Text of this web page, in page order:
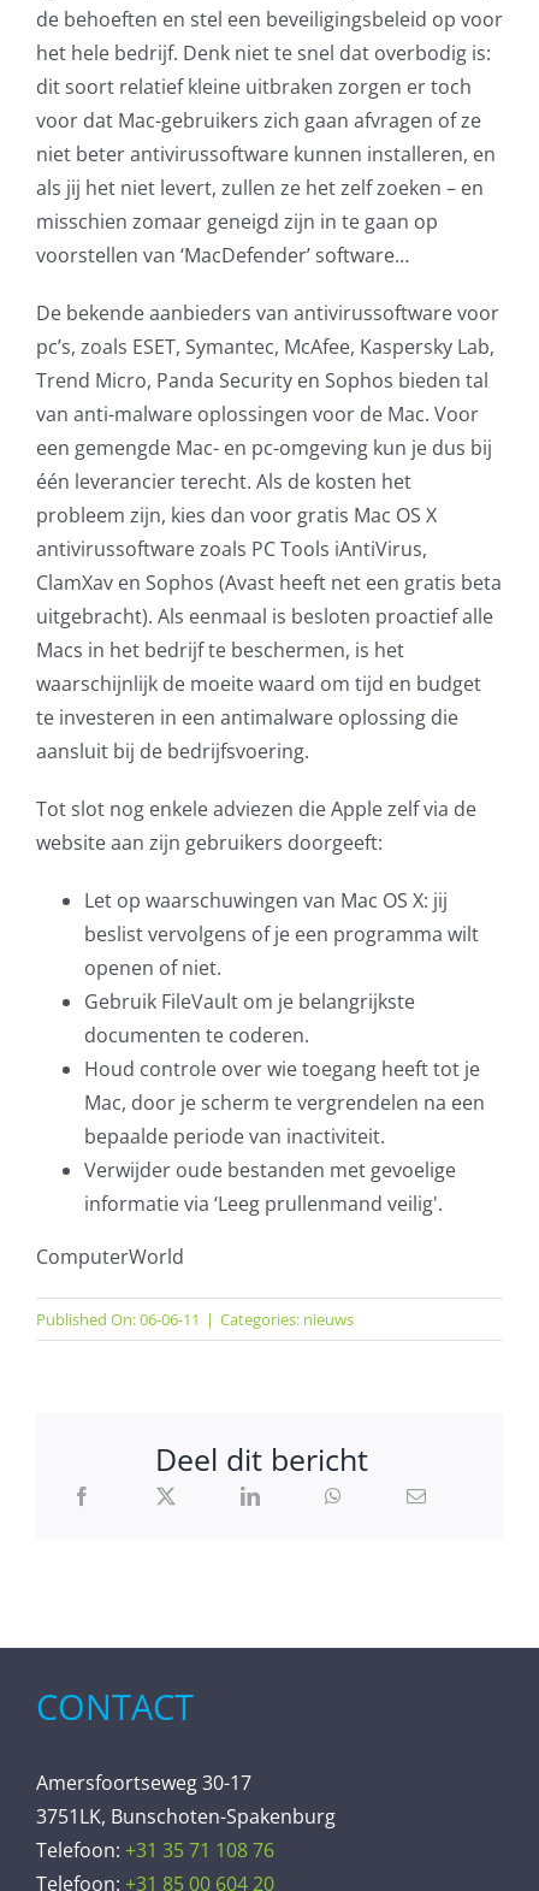
de behoeften en stel een beveiligingsbeleid op voor
het hele bedrijf. Denk niet te snel dat overbodig is:
dit soort relatief kleine uitbraken zorgen er toch
voor dat Mac-gebruikers zich gaan afvragen of ze
niet beter antivirussoftware kunnen installeren, en
als jij het niet levert, zullen ze het zelf zoeken – en
misschien zomaar geneigd zijn in te gaan op
voorstellen van ‘MacDefender’ software…
De bekende aanbieders van antivirussoftware voor
pc’s, zoals ESET, Symantec, McAfee, Kaspersky Lab,
Trend Micro, Panda Security en Sophos bieden tal
van anti-malware oplossingen voor de Mac. Voor
een gemengde Mac- en pc-omgeving kun je dus bij
één leverancier terecht. Als de kosten het
probleem zijn, kies dan voor gratis Mac OS X
antivirussoftware zoals PC Tools iAntiVirus,
ClamXav en Sophos (Avast heeft net een gratis beta
uitgebracht). Als eenmaal is besloten proactief alle
Macs in het bedrijf te beschermen, is het
waarschijnlijk de moeite waard om tijd en budget
te investeren in een antimalware oplossing die
aansluit bij de bedrijfsvoering.
Tot slot nog enkele adviezen die Apple zelf via de
website aan zijn gebruikers doorgeeft:
Let op waarschuwingen van Mac OS X: jij
beslist vervolgens of je een programma wilt
openen of niet.
Gebruik FileVault om je belangrijkste
documenten te coderen.
Houd controle over wie toegang heeft tot je
Mac, door je scherm te vergrendelen na een
bepaalde periode van inactiviteit.
Verwijder oude bestanden met gevoelige
informatie via ‘Leeg prullenmand veilig'.
ComputerWorld
Published On: 06-06-11 | Categories: nieuws
Deel dit bericht
CONTACT
Amersfoortseweg 30-17
3751LK, Bunschoten-Spakenburg
Telefoon: +31 35 71 108 76
Telefoon: +31 85 00 604 20